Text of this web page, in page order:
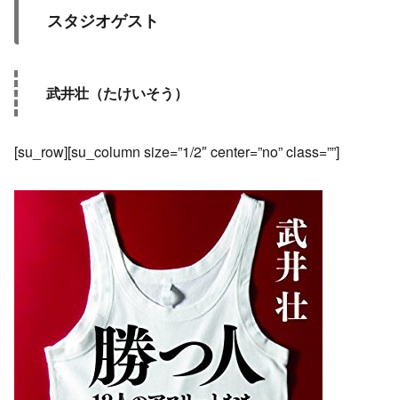
スタジオゲスト
武井壮（たけいそう）
[su_row][su_column size=”1/2″ center=”no” class=””]